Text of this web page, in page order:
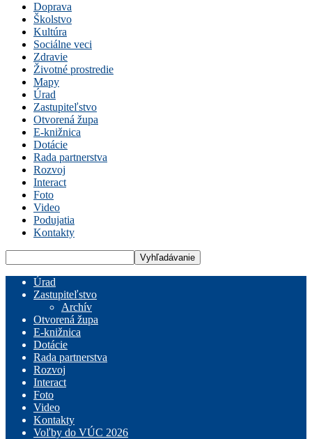
Doprava
Školstvo
Kultúra
Sociálne veci
Zdravie
Životné prostredie
Mapy
Úrad
Zastupiteľstvo
Otvorená župa
E-knižnica
Dotácie
Rada partnerstva
Rozvoj
Interact
Foto
Video
Podujatia
Kontakty
Úrad
Zastupiteľstvo
Archív
Otvorená župa
E-knižnica
Dotácie
Rada partnerstva
Rozvoj
Interact
Foto
Video
Kontakty
Voľby do VÚC 2026